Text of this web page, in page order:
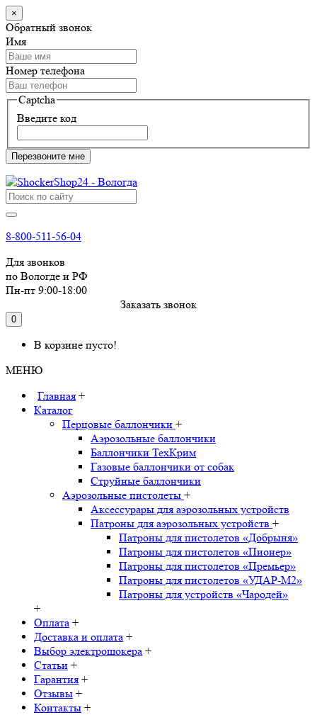
×
Обратный звонок
Имя
Номер телефона
Captcha
Введите код
Перезвоните мне
8-800-511-56-04
Для звонков
по Вологде и РФ
Пн-пт 9:00-18:00
Заказать звонок
0
В корзине пусто!
МЕНЮ
Главная +
Каталог
Перцовые баллончики +
Аэрозольные баллончики
Баллончики ТехКрим
Газовые баллончики от собак
Струйные баллончики
Аэрозольные пистолеты +
Аксессурары для аэрозольных устройств
Патроны для аэрозольных устройств +
Патроны для пистолетов «Добрыня»
Патроны для пистолетов «Пионер»
Патроны для пистолетов «Премьер»
Патроны для пистолетов «УДАР-M2»
Патроны для устройств «Чародей»
+
Оплата +
Доставка и оплата +
Выбор электрошокера +
Статьи +
Гарантия +
Отзывы +
Контакты +